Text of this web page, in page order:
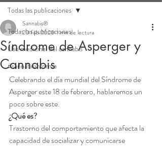
Todas las publicaciones
Uso medicinal del cannabis
#sannabisinforma
Todas las publicaciones
Síndrome de Asperger y
Cannabis
Sannabis®
20 feb 20201 min de lectura
Celebrando el día mundial del Síndrome de
Asperger este 18 de febrero, hablaremos un
poco sobre este.
¿Qué es?
Trastorno del comportamiento que afecta la
capacidad de socializar y comunicarse